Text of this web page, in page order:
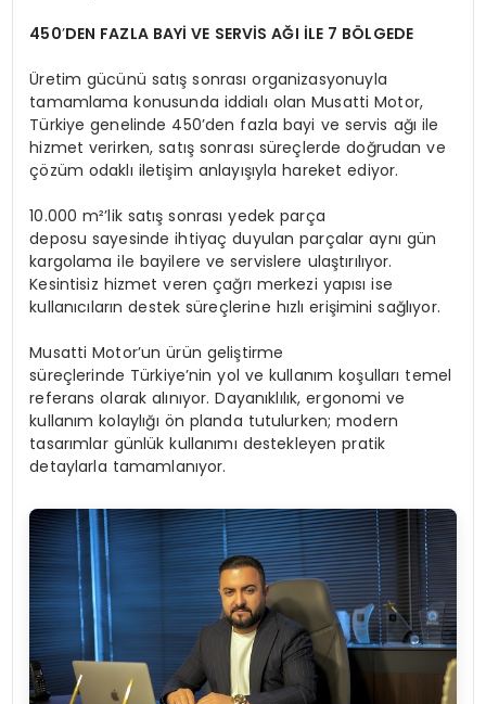
450’DEN FAZLA BAYİVE SERVİS AĞI İLE 7 BÖLGEDE
Üretim gücünü satış sonrası organizasyonuyla
tamamlama konusunda iddialı olan Musatti Motor,
Türkiye genelinde 450’den fazla bayi ve servis ağı ile
hizmet verirken, satış sonrası süreçlerde doğrudan ve
çözüm odaklı iletişim anlayışıyla hareket ediyor.
10.000 m²’lik satış sonrası yedek parça
deposu sayesinde ihtiyaç duyulan parçalar aynı gün
kargolama ile bayilere ve servislere ulaştırılıyor.
Kesintisiz hizmet veren çağrı merkezi yapısı ise
kullanıcıların destek süreçlerine hızlı erişimini sağlıyor.
Musatti Motor’un ürün geliştirme
süreçlerinde Türkiye’nin yol ve kullanım koşulları temel
referans olarak alınıyor. Dayanıklılık, ergonomi ve
kullanım kolaylığı ön planda tutulurken; modern
tasarımlar günlük kullanımı destekleyen pratik
detaylarla tamamlanıyor.